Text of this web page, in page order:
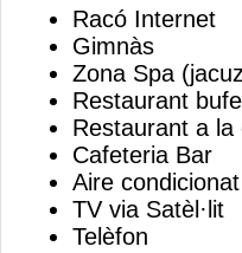
Racó Internet
Gimnàs
Zona Spa
Restaurant
Restaurant a
Cafeteria Bar
Aire
TV via Satèl·lit
Telèfon